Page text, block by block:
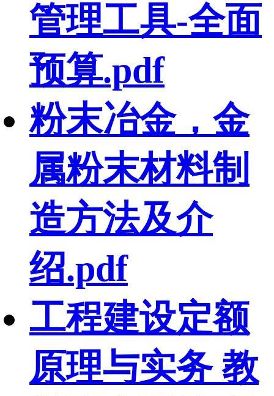
管理工具-全面
预算.pdf
粉末冶金，金
属粉末材料制
造方法及介
绍.pdf
工程建设定额
原理与实务 教